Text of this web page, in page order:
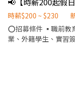
習簽約 ▪排班時段：8:30~18:00或18:00~23:00(請於面試時與主管
確認班表) ⭕工作內容 ▪外場 帶客入座→介紹、服務→商品提供→
食材補充→確認結帳金額→收銀結帳
理→料理製作→提供餐點
時薪$200 ~ $230
⭕招募條件 ▪職前教
業、外籍學生、實習